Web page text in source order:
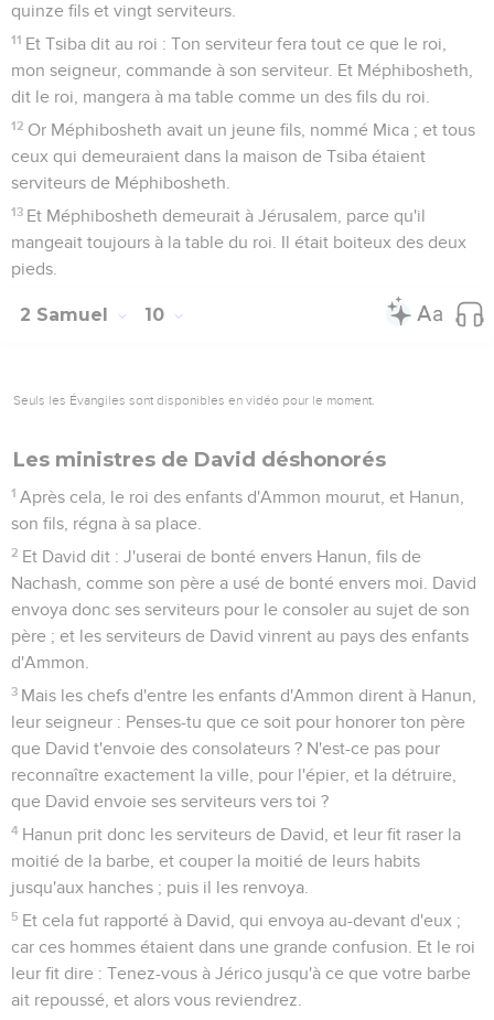
quinze fils et vingt serviteurs.
11 Et Tsiba dit au roi : Ton serviteur fera tout ce que le roi,
mon seigneur, commande à son serviteur. Et Méphibosheth,
dit le roi, mangera à ma table comme un des fils du roi.
12 Or Méphibosheth avait un jeune fils, nommé Mica ; et tous
ceux qui demeuraient dans la maison de Tsiba étaient
serviteurs de Méphibosheth.
13 Et Méphibosheth demeurait à Jérusalem, parce qu'il
mangeait toujours à la table du roi. Il était boiteux des deux
pieds.
2 Samuel 10
Seuls les Évangiles sont disponibles en vidéo pour le moment.
Les ministres de David déshonorés
1 Après cela, le roi des enfants d'Ammon mourut, et Hanun,
son fils, régna à sa place.
2 Et David dit : J'userai de bonté envers Hanun, fils de
Nachash, comme son père a usé de bonté envers moi. David
envoya donc ses serviteurs pour le consoler au sujet de son
père ; et les serviteurs de David vinrent au pays des enfants
d'Ammon.
3 Mais les chefs d'entre les enfants d'Ammon dirent à Hanun,
leur seigneur : Penses-tu que ce soit pour honorer ton père
que David t'envoie des consolateurs ? N'est-ce pas pour
reconnaître exactement la ville, pour l'épier, et la détruire,
que David envoie ses serviteurs vers toi ?
4 Hanun prit donc les serviteurs de David, et leur fit raser la
moitié de la barbe, et couper la moitié de leurs habits
jusqu'aux hanches ; puis il les renvoya.
5 Et cela fut rapporté à David, qui envoya au-devant d'eux ;
car ces hommes étaient dans une grande confusion. Et le roi
leur fit dire : Tenez-vous à Jérico jusqu'à ce que votre barbe
ait repoussé, et alors vous reviendrez.